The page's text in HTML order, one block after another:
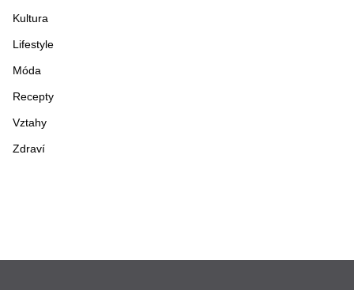
Kultura
Lifestyle
Móda
Recepty
Vztahy
Zdraví